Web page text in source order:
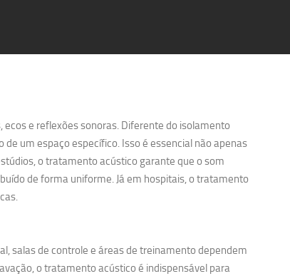
e reflexões sonoras. Diferente do isolamento
um espaço específico. Isso é essencial não apenas
o tratamento acústico garante que o som
de forma uniforme. Já em hospitais, o tratamento
salas de controle e áreas de treinamento dependem
o tratamento acústico é indispensável para